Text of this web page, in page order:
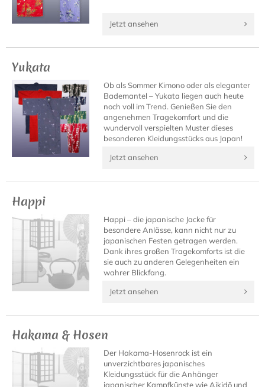
Jetzt ansehen
Yukata
Ob als Sommer Kimono oder als eleganter
Bademantel – Yukata liegen auch heute
noch voll im Trend. Genießen Sie den
angenehmen Tragekomfort und die
wundervoll verspielten Muster dieses
besonderen Kleidungsstücks aus Japan!
Jetzt ansehen
Happi
Happi – die japanische Jacke für
besondere Anlässe, kann nicht nur zu
japanischen Festen getragen werden.
Dank ihres großen Tragekomforts ist die
sie auch zu anderen Gelegenheiten ein
wahrer Blickfang.
Jetzt ansehen
Hakama & Hosen
Der Hakama-Hosenrock ist ein
unverzichtbares japanisches
Kleidungsstück für die Anhänger
japanischer Kampfkünste wie Aikidō und